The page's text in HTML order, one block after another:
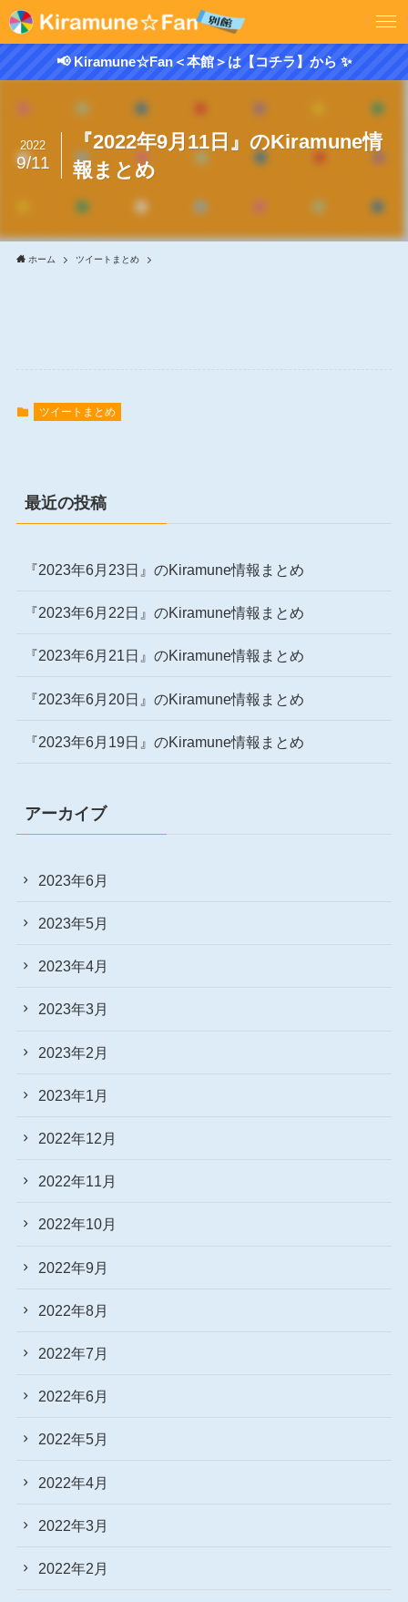
📢 Kiramune☆Fan＜本館＞は【コチラ】から ✨
『2022年9月11日』のKiramune情
報まとめ
2022
9/11
ホーム ツイートまとめ
ツイートまとめ
最近の投稿
『2023年6月23日』のKiramune情報まとめ
『2023年6月22日』のKiramune情報まとめ
『2023年6月21日』のKiramune情報まとめ
『2023年6月20日』のKiramune情報まとめ
『2023年6月19日』のKiramune情報まとめ
アーカイブ
2023年6月
2023年5月
2023年4月
2023年3月
2023年2月
2023年1月
2022年12月
2022年11月
2022年10月
2022年9月
2022年8月
2022年7月
2022年6月
2022年5月
2022年4月
2022年3月
2022年2月